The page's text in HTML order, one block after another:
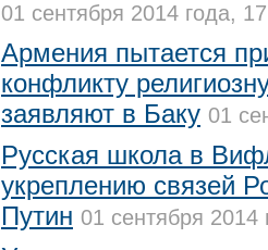
01 сентября 2014 года,
Армения пытается
конфликту
заявляют в Баку 01
Русская школа в
укреплению связей
Путин 01 сентября 2014